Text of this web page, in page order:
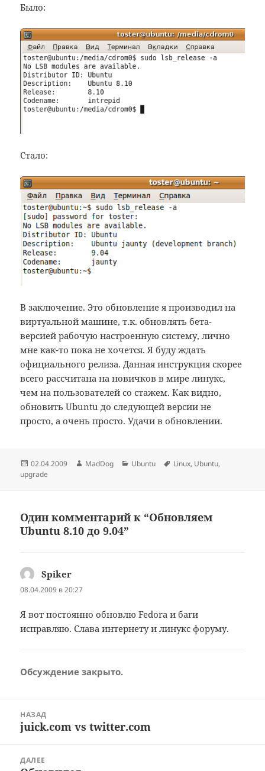
Было:
Стало:
В заключение. Это обновление я производил на
виртуальной машине, т.к. обновлять бета-
версией рабочую настроенную систему, лично
мне как-то пока не хочется. Я буду ждать
официального релиза. Данная инструкция скорее
всего рассчитана на новичков в мире линукс,
чем на пользователей со стажем. Как видно,
обновить Ubuntu до следующей версии не
просто, а очень просто. Удачи в обновлении.
Опубликовано
02.04.2009 Автор
MadDog Рубрики
Ubuntu Метки
Linux, Ubuntu,
upgrade
Один комментарий к “Обновляем
Ubuntu 8.10 до 9.04”
Spiker
08.04.2009 в 20:27
Я вот постоянно обновлю Fedora и баги
исправляю. Слава интернету и линукс форуму.
Обсуждение закрыто.
записям
НАЗАД
Предыдущая
juick.com vs twitter.com
ДАЛЕЕ